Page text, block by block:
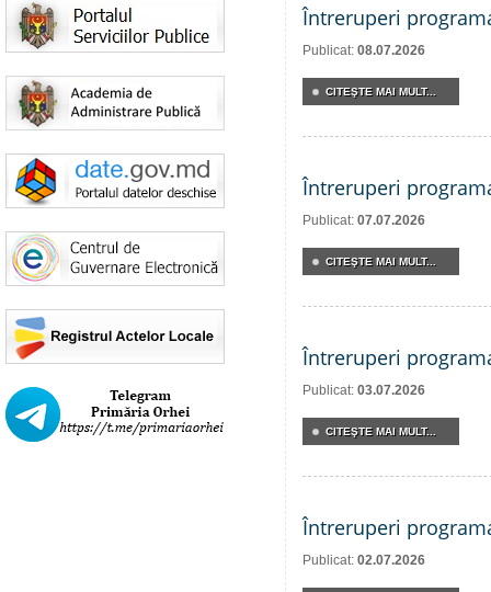
Întreruperi
Publicat: 08.07.2026
CITEŞTE MAI MULT...
Întreruperi
Publicat: 07.07.2026
CITEŞTE MAI MULT...
Întreruperi
Publicat: 03.07.2026
CITEŞTE MAI MULT...
Întreruperi
Publicat: 02.07.2026